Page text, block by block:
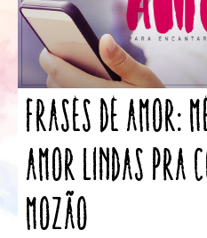
Frases de amor:
amor lindas pra
mozão